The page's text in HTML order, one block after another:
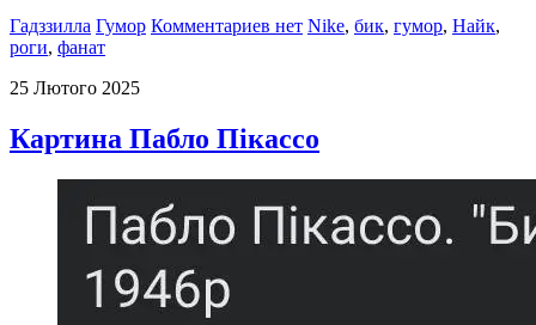
Гадззилла Гумор Комментариев нет Nike, бик, гумор, Найк,
роги, фанат
25 Лютого 2025
Картина Пабло Пікассо